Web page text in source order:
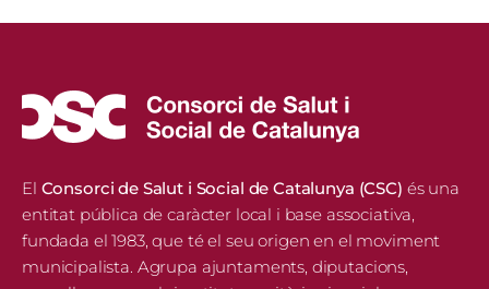
El Consorci de Salut i Social de Catalunya (CSC) és una
entitat pública de caràcter local i base associativa,
fundada el 1983, que té el seu origen en el moviment
municipalista. Agrupa ajuntaments, diputacions,